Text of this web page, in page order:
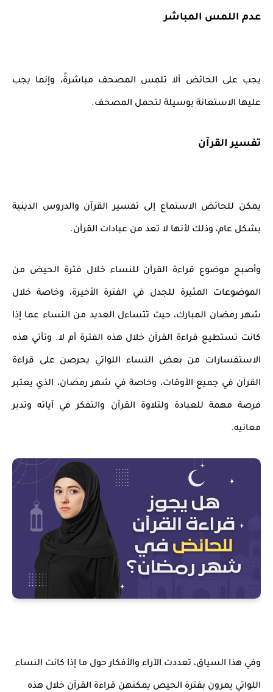
عدم اللمس المباشر
يجب على الحائض ألا تلمس المصحف مباشرةً، وإنما يجب
عليها الاستعانة بوسيلة لتحمل المصحف.
تفسير القرآن
يمكن للحائض الاستماع إلى تفسير القرآن والدروس الدينية
بشكل عام، وذلك لأنها لا تعد من عبادات القرآن.
وأصبح موضوع قراءة القرآن للنساء خلال فترة الحيض من
الموضوعات المثيرة للجدل في الفترة الأخيرة، وخاصة خلال
شهر رمضان المبارك، حيث تتساءل العديد من النساء عما إذا
كانت تستطيع قراءة القرآن خلال هذه الفترة أم لا. وتأتي هذه
الاستفسارات من بعض النساء اللواتي يحرصن على قراءة
القرآن في جميع الأوقات، وخاصة في شهر رمضان، الذي يعتبر
فرصة مهمة للعبادة ولتلاوة القرآن والتفكر في آياته وتدبر
معانيه.
وفي هذا السياق، تعددت الآراء والأفكار حول ما إذا كانت النساء
اللواتي يمرون بفترة الحيض يمكنهن قراءة القرآن خلال هذه